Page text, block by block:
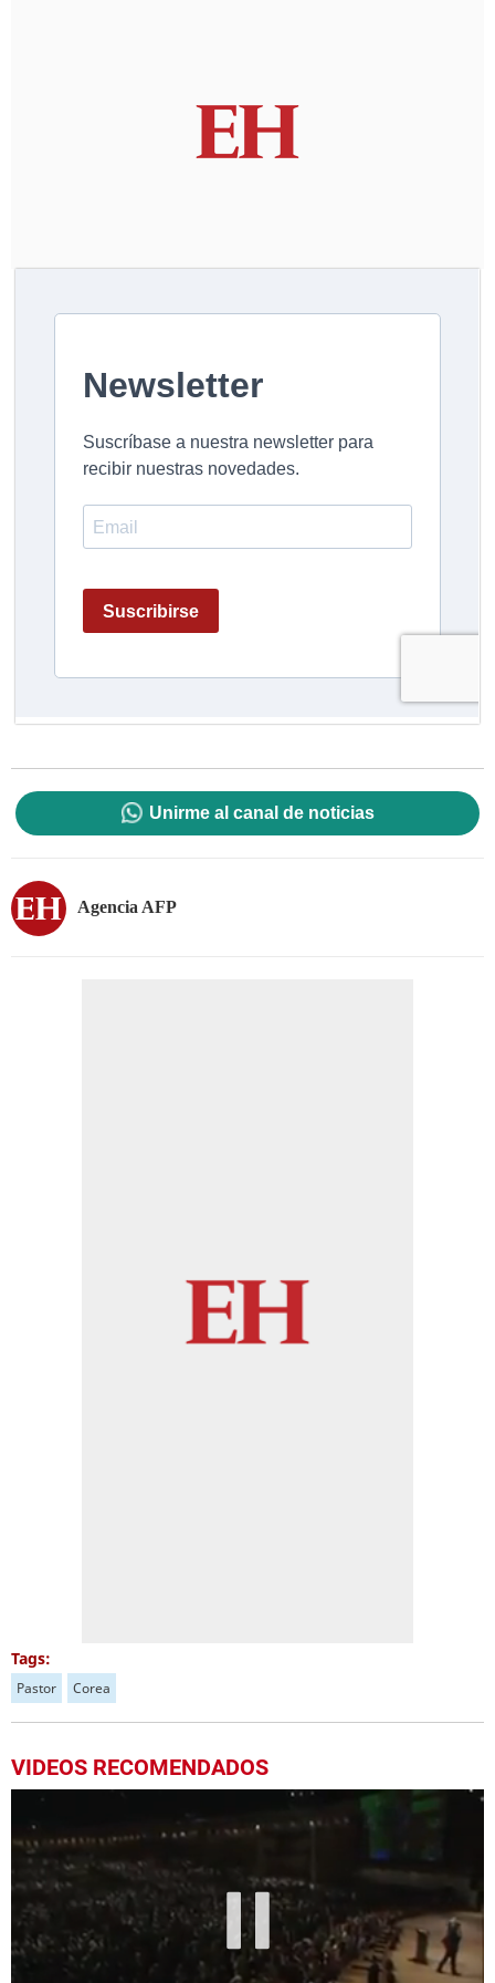
Unirme al canal de noticias
Agencia AFP
Tags:
Pastor Corea
VIDEOS RECOMENDADOS